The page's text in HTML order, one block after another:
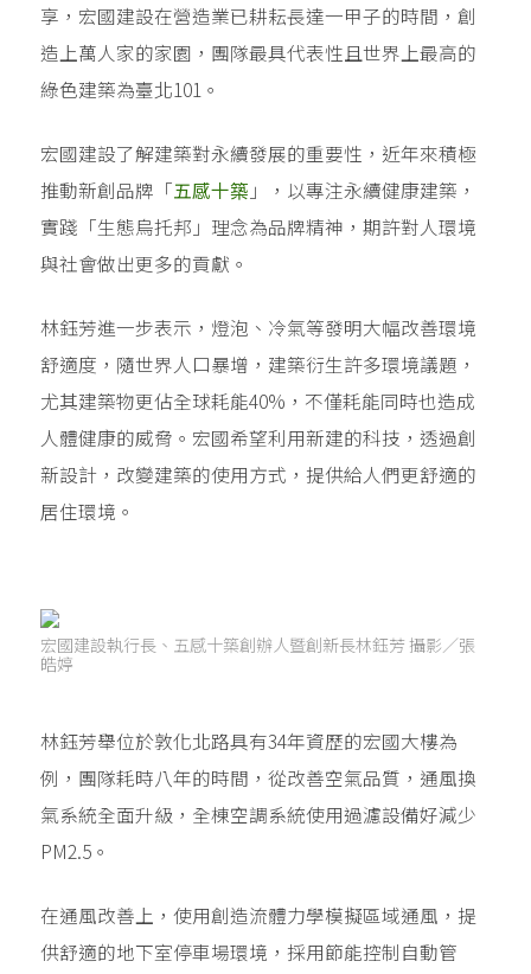
享，宏國建設在營造業已耕耘長達一甲子的時間，創
造上萬人家的家園，團隊最具代表性且世界上最高的
綠色建築為臺北101。
宏國建設了解建築對永續發展的重要性，近年來積極
推動新創品牌「五感十築 」，以專注永續健康建築，
實踐「生態烏托邦」理念為品牌精神，期許對人環境
與社會做出更多的貢獻。
林鈺芳進一步表示，燈泡、冷氣等發明大幅改善環境
舒適度，隨世界人口暴增，建築衍生許多環境議題，
尤其建築物更佔全球耗能40%，不僅耗能同時也造成
人體健康的威脅。宏國希望利用新建的科技，透過創
新設計，改變建築的使用方式，提供給人們更舒適的
居住環境。
宏國建設執行長、五感十築創辦人暨創新長林鈺芳 攝影／張
皓婷
林鈺芳舉位於敦化北路具有34年資歷的宏國大樓為
例，團隊耗時八年的時間，從改善空氣品質，通風換
氣系統全面升級，全棟空調系統使用過濾設備好減少
PM2.5。
在通風改善上，使用創造流體力學模擬區域通風，提
供舒適的地下室停車場環境，採用節能控制自動管